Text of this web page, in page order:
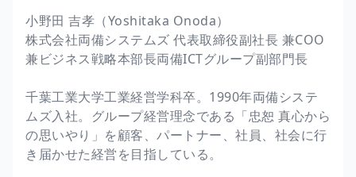
小野田 吉孝（Yoshitaka Onoda）
株式会社両備システムズ 代表取締役副社長 兼COO
兼ビジネス戦略本部長両備ICTグループ副部門長
千葉工業大学工業経営学科卒。1990年両備システ
ムズ入社。グループ経営理念である「忠恕 真心から
の思いやり」を顧客、パートナー、社員、社会に行
き届かせた経営を目指している。